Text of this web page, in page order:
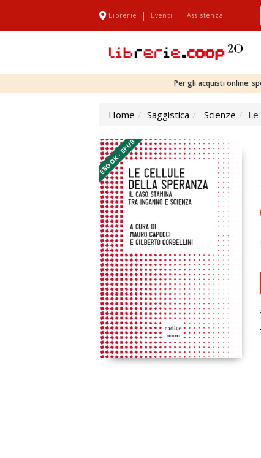
Librerie | Eventi | Assistenza
Per gli acquisti online:
Home Saggistica Scienze
EBOOK - EPUB